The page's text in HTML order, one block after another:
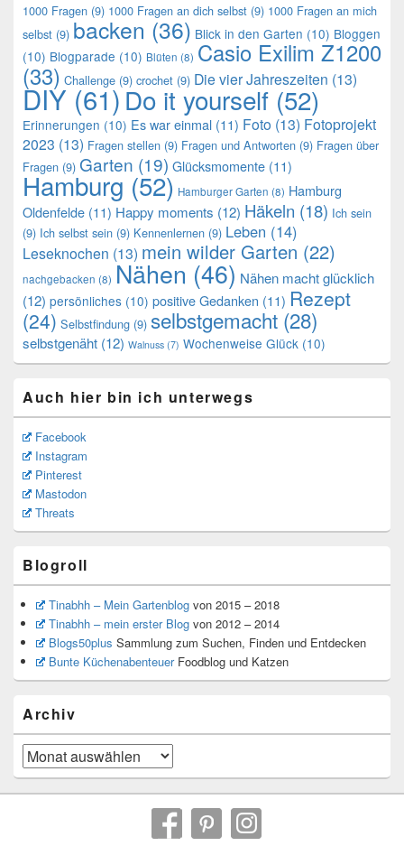
1000 Fragen (9) 1000 Fragen an dich selbst (9) 1000 Fragen an mich
selbst (9) backen (36) Blick in den Garten (10) Bloggen
(10) Blogparade (10) Blüten (8) Casio Exilim Z1200
(33) Challenge (9) crochet (9) Die vier Jahreszeiten (13)
DIY (61)Do it yourself (52)
Erinnerungen (10) Es war einmal (11) Foto (13) Fotoprojekt
2023 (13) Fragen stellen (9) Fragen und Antworten (9) Fragen über
Fragen (9) Garten (19) Glücksmomente (11)
Hamburg (52) Hamburger Garten (8) Hamburg
Oldenfelde (11) Happy moments (12) Häkeln (18) Ich sein
(9) Ich selbst sein (9) Kennenlernen (9) Leben (14)
Leseknochen (13) mein wilder Garten (22)
nachgebacken (8) Nähen (46) Nähen macht glücklich
(12) persönliches (10) positive Gedanken (11) Rezept
(24) Selbstfindung (9) selbstgemacht (28)
selbstgenäht (12) Walnuss (7) Wochenweise Glück (10)
Auch hier bin ich unterwegs
Facebook
Instagram
Pinterest
Mastodon
Threats
Blogroll
Tinabhh – Mein Gartenblogvon 2015 – 2018
Tinabhh – mein erster Blogvon 2012 – 2014
Blogs50plus Sammlung zum Suchen, Finden und Entdecken
Bunte KüchenabenteuerFoodblog und Katzen
Archiv
Archiv